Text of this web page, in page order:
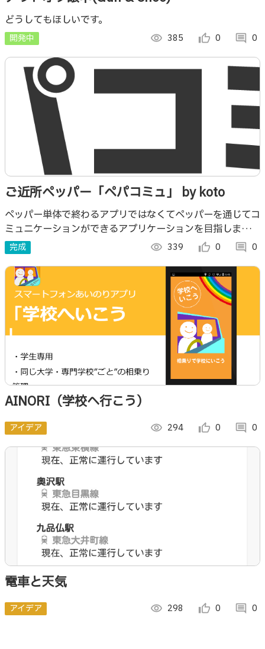
どうしてもほしいです。
開発中 visibility 385 thumb_up_alt 0 comment 0
ご近所ペッパー「ペパコミュ」 by koto
ペッパー単体で終わるアプリではなくてペッパーを通じてコ
ミュニケーションができるアプリケーションを目指しまし
た。
完成 visibility 339 thumb_up_alt 0 comment 0
AINORI（学校へ行こう）
アイデア visibility 294 thumb_up_alt 0 comment 0
電車と天気
アイデア visibility 298 thumb_up_alt 0 comment 0